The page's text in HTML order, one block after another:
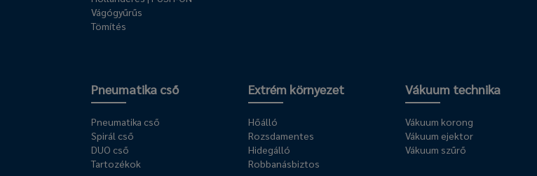
Vágógyűrűs
Tömítés
Pneumatika cső
Pneumatika cső
Spirál cső
DUO cső
Tartozékok
Extrém környezet
Hőálló
Rozsdamentes
Hidegálló
Robbanásbiztos
Vákuum technika
Vákuum korong
Vákuum ejektor
Vákuum szűrő